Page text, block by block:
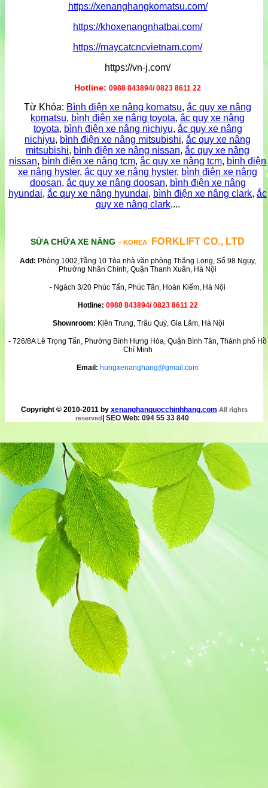
https://xenanghangkomatsu.com/
https://khoxenangnhatbai.com/
https://maycatcncvietnam.com/
https://vn-j.com/
Hotline: 0988 843894/ 0823 8611 22
Từ Khóa: Bình điện xe nâng komatsu, ắc quy xe nâng
komatsu, bình điện xe nâng toyota, ắc quy xe nâng
toyota, bình điện xe nâng nichiyu, ắc quy xe nâng
nichiyu, bình điện xe nâng mitsubishi, ắc quy xe nâng
mitsubishi, bình điện xe nâng nissan, ắc quy xe nâng
nissan, bình điện xe nâng tcm, ắc quy xe nâng tcm, bình điện
xe nâng hyster, ắc quy xe nâng hyster, bình điện xe nâng
doosan, ắc quy xe nâng doosan, bình điện xe nâng
hyundai, ắc quy xe nâng hyundai, bình điện xe nâng clark, ắc
quy xe nâng clark....
SỬA CHỮA XE NÂNG - KOREA FORKLIFT CO., LTD
Add: Phòng 1002,Tầng 10 Tòa nhà văn phòng Thăng Long, Số 98 Ngụy,
Phường Nhân Chính, Quận Thanh Xuân, Hà Nội
- Ngách 3/20 Phúc Tấn, Phúc Tân, Hoàn Kiếm, Hà Nội
Hotline: 0988 843894/ 0823 8611 22
Shownroom: Kiên Trung, Trâu Quỳ, Gia Lâm, Hà Nội
- 726/8A Lê Trọng Tấn, Phường Bình Hưng Hòa, Quận Bình Tân, Thành phố Hồ
Chí Minh
Email: hungxenanghang@gmail.com
Copyright © 2010-2011 by xenanghanquocchinhhang.com All rights
reserved SEO Web: 094 55 33 840